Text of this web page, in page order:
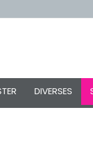
DIVERSES